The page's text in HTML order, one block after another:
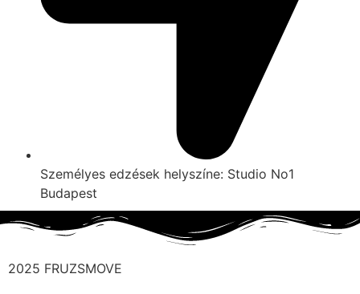
Személyes edzések helyszíne: Studio No1
Budapest
2025 FRUZSMOVE